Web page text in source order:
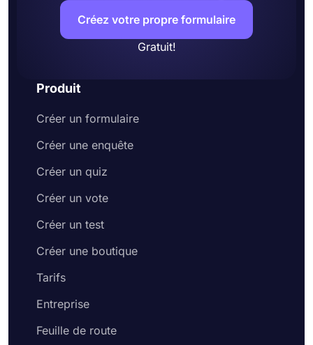
Créez votre propre formulaire
Gratuit!
Produit
Créer un formulaire
Créer une enquête
Créer un quiz
Créer un vote
Créer un test
Créer une boutique
Tarifs
Entreprise
Feuille de route